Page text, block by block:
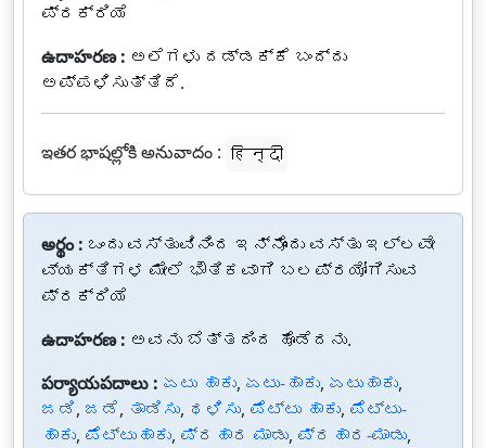
ಪ್ರಕ್ರಿಯೆ
ఉదాహరణ : ಅಲೆಗಳು ದಡ್ಡಕ್ಕೆ ಬಂದ್ದು
ಅಪ್ಪಳಿಸುತ್ತಿದೆ.
ఇతర భాషల్లోకి అనువాదం : हिन्दी
అర్థం : ಒಂದು ವಸ್ತುವಿನಿಂದ ಇನ್ನೊಂದು ವಸ್ತು ಇಲ್ಲವೇ
ವ್ಯಕ್ತಿಗಳ ಮೇಲೆ ಭೌತಿಕವಾಗಿ ಬಲಪ್ರಯೋಗಿಸುವ
ಪ್ರಕ್ರಿಯೆ
ఉదాహరణ : ಅವನು ಬೆತ್ತದಿಂದ ಹೊಡೆದನು.
పర్యాయపదాలు : ಏಟು ಹಾಕು, ಏಟು-ಹಾಕು, ಏಟುಹಾಕು,
ಜಡಿ, ಜಡೆ, ತಾಡಿಸು, ಥಳಿಸು, ಪೆಟ್ಟು ಹಾಕು, ಪೆಟ್ಟು-
ಹಾಕು, ಪೆಟ್ಟುಹಾಕು, ಪ್ರಹಾರ ಮಾಡು, ಪ್ರಹಾರ-ಮಾಡು,